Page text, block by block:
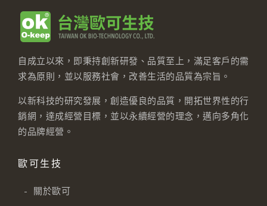
自成立以來，即秉持創新研發、品質至上，滿足客戶的需
求為原則，並以服務社會，改善生活的品質為宗旨。
以新科技的研究發展，創造優良的品質，開拓世界性的行
銷網，達成經營目標，並以永續經營的理念，邁向多角化
的品牌經營。
歐可生技
- 關於歐可